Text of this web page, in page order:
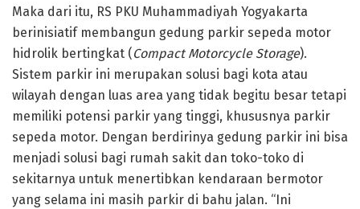
Maka dari itu, RS PKU Muhammadiyah Yogyakarta
berinisiatif membangun gedung parkir sepeda motor
hidrolik bertingkat ( Compact Motorcycle Storage).
Sistem parkir ini merupakan solusi bagi kota atau
wilayah dengan luas area yang tidak begitu besar tetapi
memiliki potensi parkir yang tinggi, khususnya parkir
sepeda motor. Dengan berdirinya gedung parkir ini bisa
menjadi solusi bagi rumah sakit dan toko-toko di
sekitarnya untuk menertibkan kendaraan bermotor
yang selama ini masih parkir di bahu jalan. “Ini